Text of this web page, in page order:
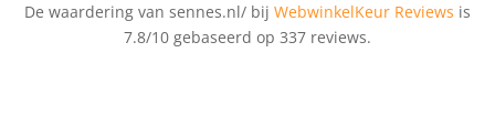
De waardering van sennes.nl/ bij WebwinkelKeur Reviews is
7.8/10 gebaseerd op 337 reviews.